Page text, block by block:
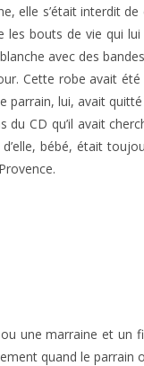
elle s’était interdit
les bouts de vie qui
avec des
Cette robe avait
lui, avait
CD qu’il avait
bébé, était
une marraine et un
quand le parrain